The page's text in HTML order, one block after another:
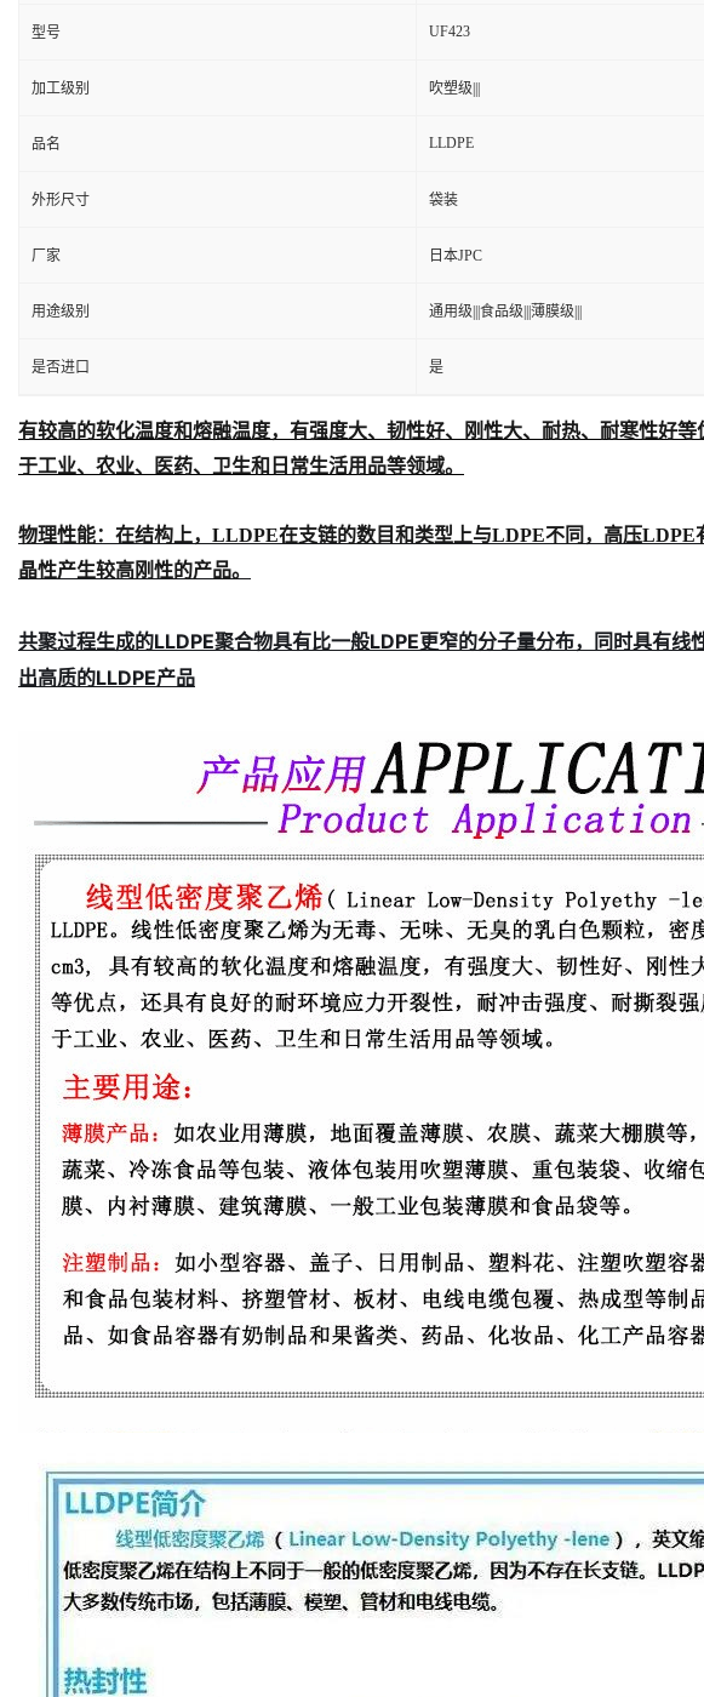
型号 UF423
加工级别 吹塑级|||
品名 LLDPE
外形尺寸 袋装
厂家 日本JPC
用途级别 通用级|||食品级|||薄膜级|||
是否进口 是
有较高的软化温度和熔融温度，有强度大、韧性好、刚性大、耐热、耐寒性好
于工业、农业、医药、卫生和日常生活用品等领域。
物理性能： 在结构上，LLDPE在支链的数目和类型上与LDPE不同，高压
晶性产生较高刚性的产品。
共聚过程生成的LLDPE聚合物具有比一般LDPE更窄的分子量分布，同时具有
出高质的LLDPE产品